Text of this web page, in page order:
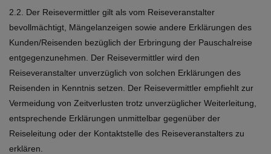
2.2. Der Reisevermittler gilt als vom Reiseveranstalter
bevollmächtigt, Mängelanzeigen sowie andere Erklärungen des
Kunden/Reisenden bezüglich der Erbringung der Pauschalreise
entgegenzunehmen. Der Reisevermittler wird den
Reiseveranstalter unverzüglich von solchen Erklärungen des
Reisenden in Kenntnis setzen. Der Reisevermittler empfiehlt zur
Vermeidung von Zeitverlusten trotz unverzüglicher Weiterleitung,
entsprechende Erklärungen unmittelbar gegenüber der
Reiseleitung oder der Kontaktstelle des Reiseveranstalters zu
erklären.